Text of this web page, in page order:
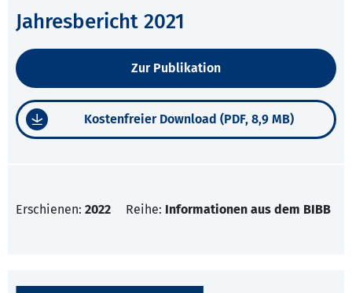
Jahresbericht 2021
Zur Publikation
Kostenfreier Download (PDF, 8,9 MB)
Erschienen: 2022 Reihe: Informationen aus dem BIBB